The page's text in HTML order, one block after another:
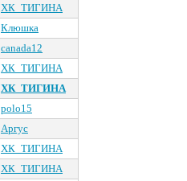
ХК_ТИГИНА
Клюшка
canada12
ХК_ТИГИНА
ХК_ТИГИНА
polo15
Аргус
ХК_ТИГИНА
ХК_ТИГИНА